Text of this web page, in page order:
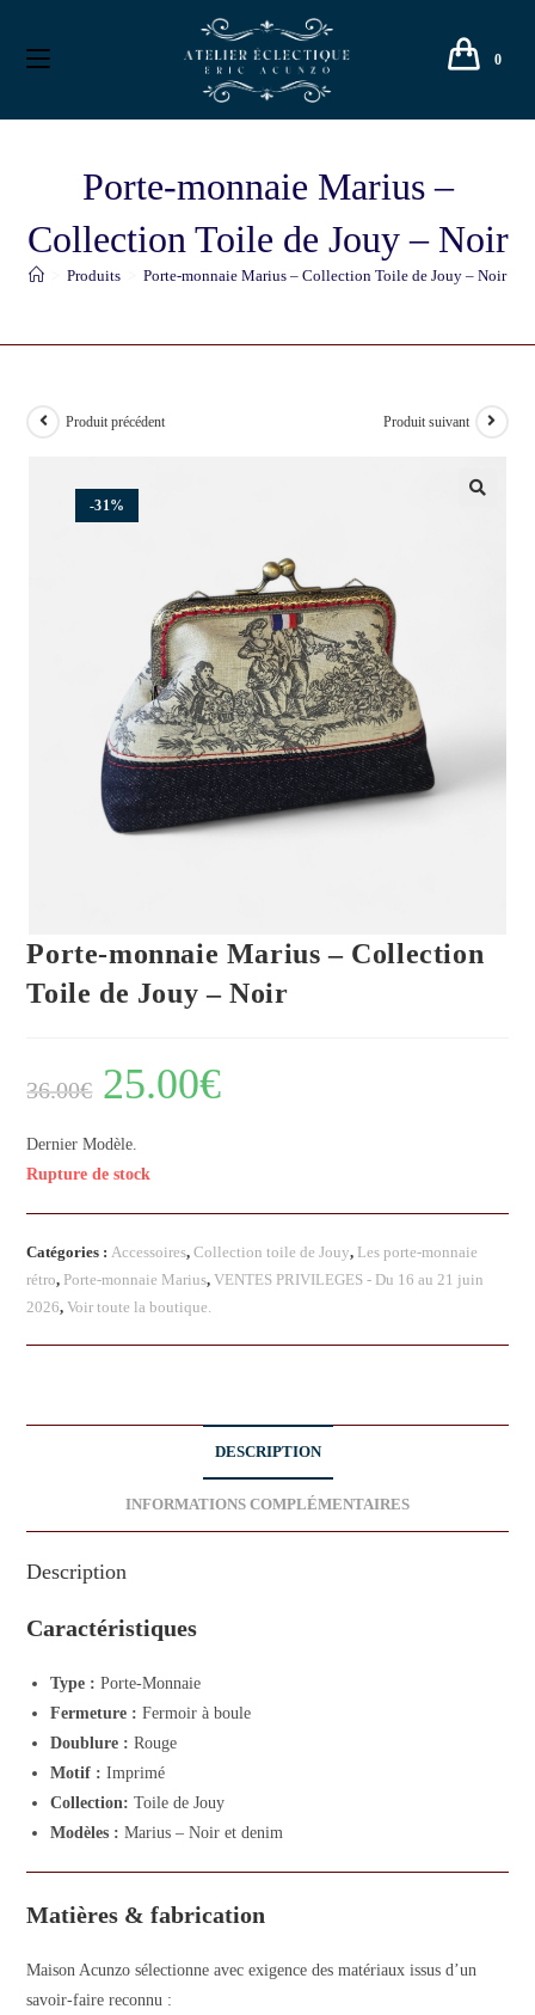
0
Porte-monnaie Marius –
Collection Toile de Jouy – Noir
Produits Porte-monnaie Marius – Collection Toile de Jouy – Noir
-31%
Produit précédent Produit suivant
Porte-monnaie Marius – Collection
Toile de Jouy – Noir
36.00€ 25.00€
Dernier Modèle.
Rupture de stock
Catégories :Accessoires,Collection toile de Jouy, Les porte-monnaie
rétro, Porte-monnaie Marius,VENTES PRIVILEGES - Du 16 au 21 juin
2026,Voir toute la boutique.
DESCRIPTION
INFORMATIONS COMPLÉMENTAIRES
Description
Caractéristiques
Type : Porte-Monnaie
Fermeture : Fermoir à boule
Doublure : Rouge
Motif : Imprimé
Collection: Toile de Jouy
Modèles : Marius – Noir et denim
Matières & fabrication
Maison Acunzo sélectionne avec exigence des matériaux issus d’un
savoir-faire reconnu :